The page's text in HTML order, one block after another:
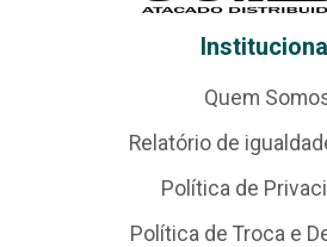
Quem
Relatório de
Política de
Política de Troca e